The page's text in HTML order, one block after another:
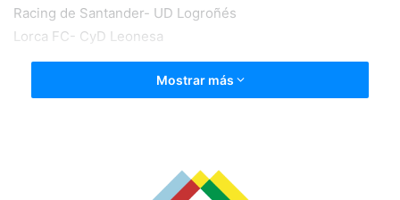
Racing de Santander- UD Logroñés
Lorca FC- CyD Leonesa
Mostrar más